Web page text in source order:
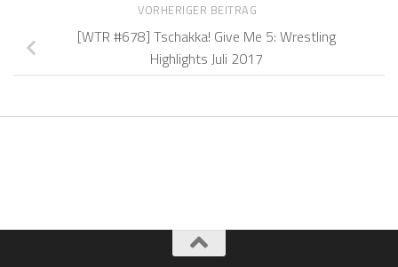
VORHERIGER BEITRAG
[WTR #678] Tschakka! Give Me 5: Wrestling
Highlights Juli 2017